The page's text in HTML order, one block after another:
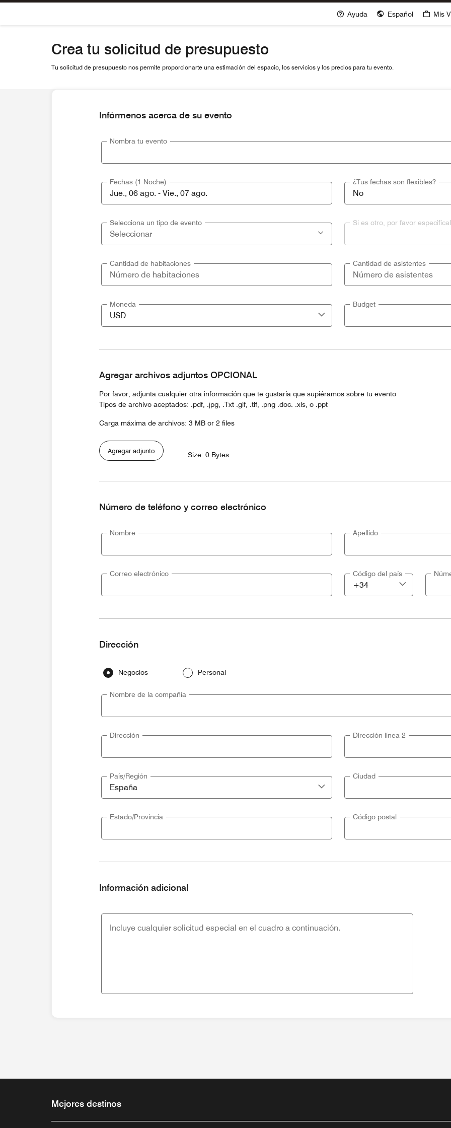
Skip To Content
Ayuda Español Mis
Crea tu solicitud de presupuesto
Tu solicitud de presupuesto nos permite proporcionarte una estimación del espacio, los servicios y los precios para tu evento.
Infórmenos acerca de su evento
Nombra tu evento
Fechas (1 Noche) ¿Tus fechas son flexibles?
Selecciona un tipo de evento Si es otro, por favor
Cantidad de habitaciones Cantidad de asistentes
Moneda Budget
Agregar archivos adjuntos OPCIONAL
Por favor, adjunta cualquier otra información que te gustaría que supiéramos sobre tu evento
Tipos de archivo aceptados: .pdf, .jpg, .Txt .gif, .tif, .png .doc. .xls, o .ppt
Carga máxima de archivos: 3 MB or 2 files
Agregar adjunto Size: 0 Bytes
Número de teléfono y correo electrónico
Nombre Apellido
Correo electrónico Código del país
Dirección
Negocios Personal
Nombre de la compañía
Dirección Dirección línea 2
País/Región Ciudad
Estado/Provincia Código postal
Información adicional
Mejores destinos